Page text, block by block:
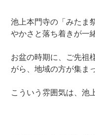
池上本門寺の「みたま
やかさと落ち着きが一
お盆の時期に、ご先祖
がら、地域の方が集ま
こういう雰囲気は、池